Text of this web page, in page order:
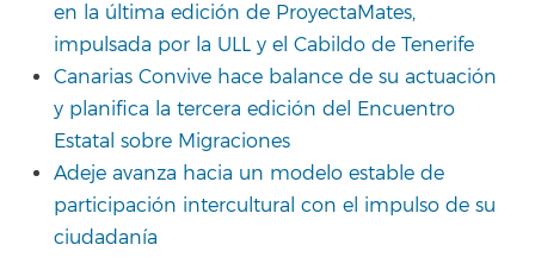
en la última edición de ProyectaMates,
impulsada por la ULL y el Cabildo de Tenerife
Canarias Convive hace balance de su actuación
y planifica la tercera edición del Encuentro
Estatal sobre Migraciones
Adeje avanza hacia un modelo estable de
participación intercultural con el impulso de su
ciudadanía